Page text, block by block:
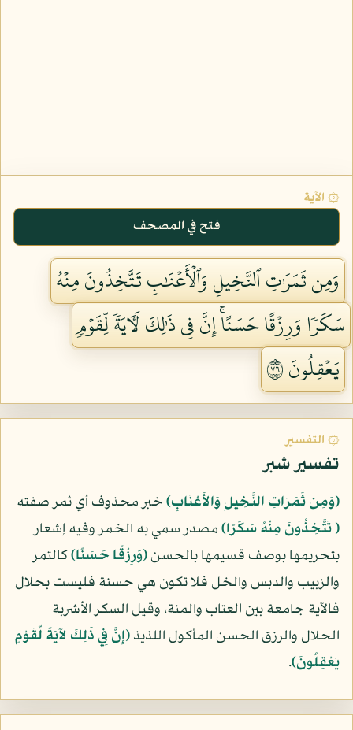
۞ الآية
فتح في المصحف
وَمِن ثَمَرَٰتِ ٱلنَّخِيلِ وَٱلۡأَعۡنَٰبِ تَتَّخِذُونَ مِنۡهُ
سَكَرٗا وَرِزۡقًا حَسَنًاۚ إِنَّ فِي ذَٰلِكَ لَأٓيَةٗ لِّقَوۡمٖ
يَعۡقِلُونَ ٦٧
۞ التفسير
تفسير شبر
﴿وَمِن ثَمَرَاتِ النَّخِيلِ وَالأَعْنَابِ﴾خبر محذوف أي ثمر صفته
﴿ تَتَّخِذُونَ مِنْهُ سَكَرًا﴾مصدر سمي به الخمر وفيه إشعار
بتحريمها بوصف قسيمها بالحسن﴿وَرِزْقًا حَسَنًا﴾كالتمر
والزبيب والدبس والخل فلا تكون هي حسنة فليست بحلال
فالآية جامعة بين العتاب والمنة، وقيل السكر الأشربة
الحلال والرزق الحسن المأكول اللذيذ﴿إِنَّ فِي ذَلِكَ لآيَةً لِّقَوْمٍ
يَعْقِلُونَ﴾.